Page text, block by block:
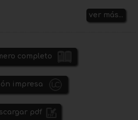
ver más...
completo
impresa
pdf